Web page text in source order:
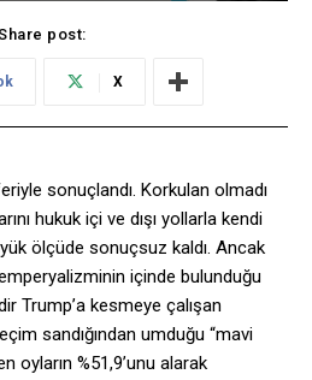
post:
X
sonuçlandı. Korkulan olmadı
hukuk içi ve dışı yollarla kendi
ölçüde sonuçsuz kaldı. Ancak
içinde bulunduğu
Trump’a kesmeye çalışan
sandığından umduğu “mavi
oyların %51,9’unu alarak